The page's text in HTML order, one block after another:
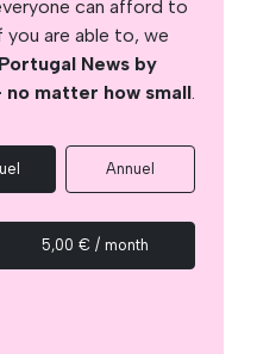
can afford to
are able to, we
News by
matter how small.
Annuel
5,00 € / month